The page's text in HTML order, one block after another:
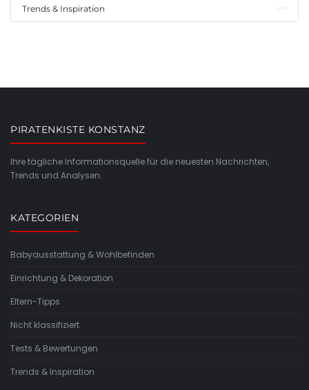
Trends & Inspiration
PIRATENKISTE KONSTANZ
Ihre tägliche Informationsquelle für die neuesten Nachrichten,
Trends und Analysen.
KATEGORIEN
Babyausstattung & Wohlbefinden
Einrichtung & Dekoration
Eltern-Tipps
Nicht klassifiziert
Tests & Bewertungen
Trends & Inspiration